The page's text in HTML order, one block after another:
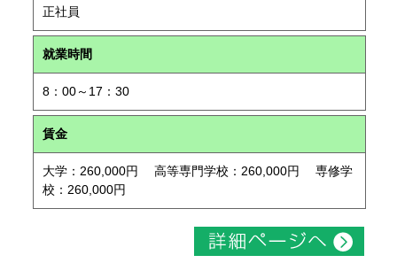
正社員
就業時間
8：00～17：30
賃金
大学：260,000円 高等専門学校：260,000円 専修学
校：260,000円